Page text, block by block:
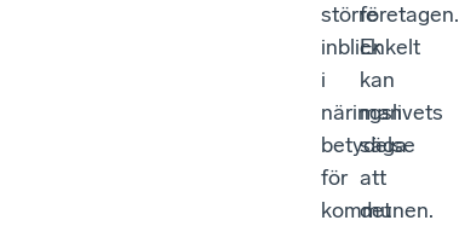
större
inblick
i
näringslivets
betydelse
för
kommunen.
företagen.
Enkelt
kan
man
säga
att
det